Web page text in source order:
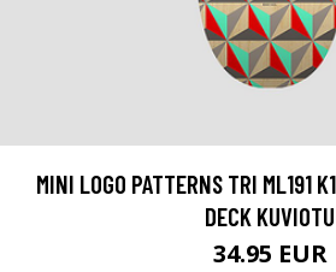
MINI LOGO PATTERNS TRI ML191
DECK KUVIOTU
34.95 EUR